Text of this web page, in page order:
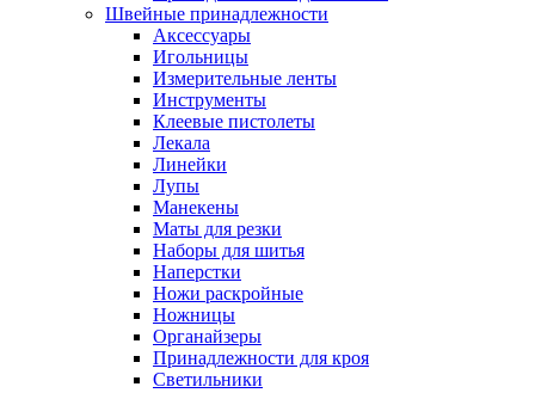
Швейные принадлежности
Аксессуары
Игольницы
Измерительные ленты
Инструменты
Клеевые пистолеты
Лекала
Линейки
Лупы
Манекены
Маты для резки
Наборы для шитья
Наперстки
Ножи раскройные
Ножницы
Органайзеры
Принадлежности для кроя
Светильники